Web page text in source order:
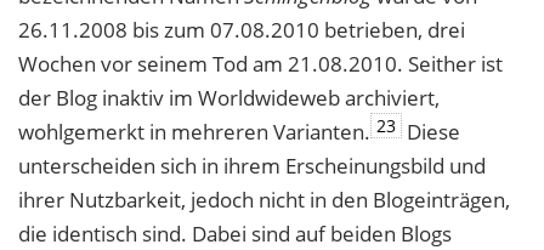
26.11.2008 bis zum 07.08.2010 betrieben, drei
Wochen vor seinem Tod am 21.08.2010. Seither ist
der Blog inaktiv im Worldwideweb archiviert,
wohlgemerkt in mehreren Varianten. 23 Diese
unterscheiden sich in ihrem Erscheinungsbild und
ihrer Nutzbarkeit, jedoch nicht in den Blogeinträgen,
die identisch sind. Dabei sind auf beiden Blogs